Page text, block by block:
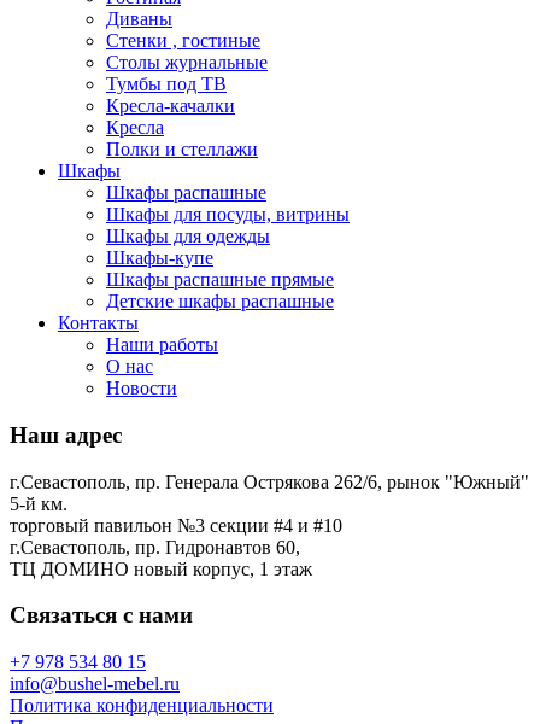
Диваны
Стенки , гостиные
Столы журнальные
Тумбы под ТВ
Кресла-качалки
Кресла
Полки и стеллажи
Шкафы
Шкафы распашные
Шкафы для посуды, витрины
Шкафы для одежды
Шкафы-купе
Шкафы распашные прямые
Детские шкафы распашные
Контакты
Наши работы
О нас
Новости
Наш адрес
г.Севастополь, пр. Генерала Острякова 262/6, рынок "Южный"
5-й км.
торговый павильон №3 секции #4 и #10
г.Севастополь, пр. Гидронавтов 60,
ТЦ ДОМИНО новый корпус, 1 этаж
Связаться с нами
+7 978 534 80 15
info@bushel-mebel.ru
Политика конфиденциальности